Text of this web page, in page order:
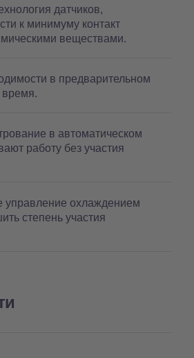
датчиков,
к минимуму контакт
веществами.
в предварительном
в автоматическом
работу без участия
управление охлаждением
степень участия